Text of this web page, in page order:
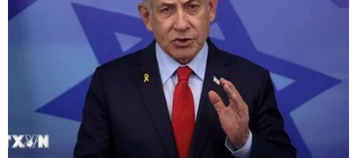
Xem trực tiếp trận Thái Lan-
Malaysia tại ASEAN Cup 2026 trên
01/08/2026 08:41
Đình Bắc gây thất vọng trước
Singapore, điều gì đang xảy ra với